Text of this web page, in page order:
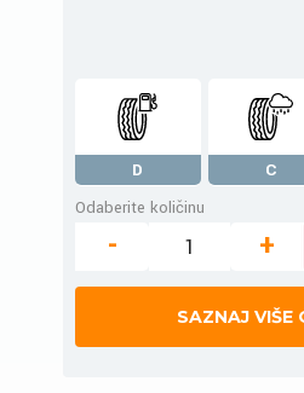
D C
Odaberite količinu
- +
SAZNAJ VIŠE